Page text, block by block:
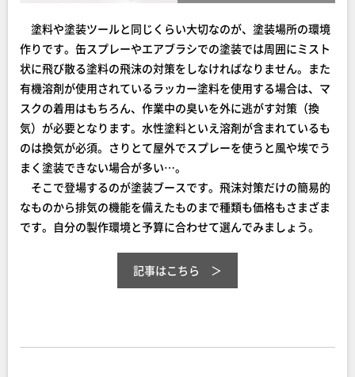
塗料や塗装ツールと同じくらい大切なのが、塗装場所の環境
作りです。缶スプレーやエアブラシでの塗装では周囲にミスト
状に飛び散る塗料の飛沫の対策をしなければなりません。また
有機溶剤が使用されているラッカー塗料を使用する場合は、マ
スクの着用はもちろん、作業中の臭いを外に逃がす対策（換
気）が必要となります。水性塗料といえ溶剤が含まれているも
のは換気が必須。さりとて屋外でスプレーを使うと風や埃でう
まく塗装できない場合が多い…。
そこで登場するのが塗装ブースです。飛沫対策だけの簡易的
なものから排気の機能を備えたものまで種類も価格もさまざま
です。自分の製作環境と予算に合わせて選んでみましょう。
記事はこちら